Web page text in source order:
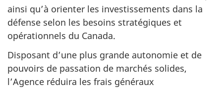
ainsi qu’à orienter les investissements dans la
défense selon les besoins stratégiques et
opérationnels du Canada.
Disposant d’une plus grande autonomie et de
pouvoirs de passation de marchés solides,
l’Agence réduira les frais généraux